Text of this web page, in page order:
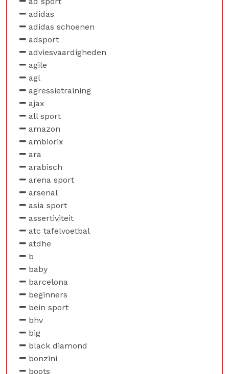
adidas
adidas schoenen
adsport
adviesvaardigheden
agile
agl
agressietraining
ajax
all sport
amazon
ambiorix
ara
arabisch
arena sport
arsenal
asia sport
assertiviteit
atc tafelvoetbal
atdhe
b
baby
barcelona
beginners
bein sport
bhv
big
black diamond
bonzini
boots